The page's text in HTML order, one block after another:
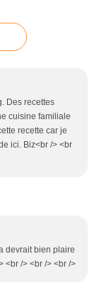
Des recettes
cuisine familiale
recette car je
ici. Biz<br /> <br
devrait bien plaire
<br /> <br /> <br />